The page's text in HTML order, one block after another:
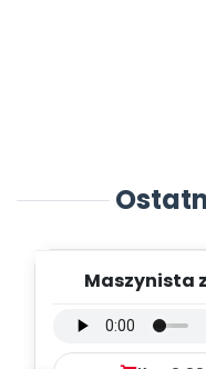
Maszynista
mp3)